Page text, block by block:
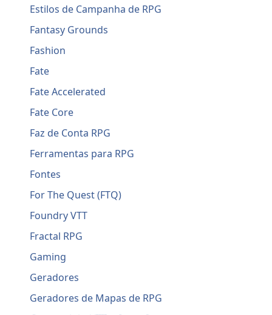
Estilos de Campanha de RPG
Fantasy Grounds
Fashion
Fate
Fate Accelerated
Fate Core
Faz de Conta RPG
Ferramentas para RPG
Fontes
For The Quest (FTQ)
Foundry VTT
Fractal RPG
Gaming
Geradores
Geradores de Mapas de RPG